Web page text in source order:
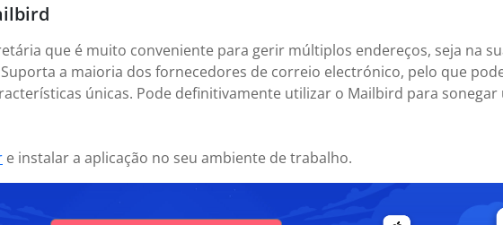
que é muito conveniente para gerir múltiplos endereços, seja na
a maioria dos fornecedores de correio electrónico, pelo que
únicas. Pode definitivamente utilizar o Mailbird para sonegar
e instalar a aplicação no seu ambiente de trabalho.